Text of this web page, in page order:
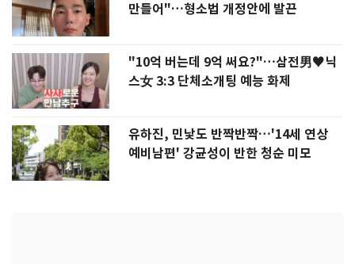
만들어"…형소법 개정안에 발끈
"10억 버는데 9억 써요?"…삼전男♥닉
스女 3:3 단체소개팅 예능 화제
유하진, 민낯도 반짝반짝…'14세 연상
예비남편' 강균성이 반한 청순 미모